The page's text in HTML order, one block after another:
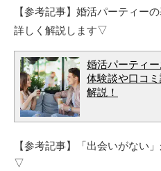
【参考記事】婚活パーティー
詳しく解説します▽
婚活パーティー
体験談や口コ
解説！
【参考記事】「出会いがない
▽